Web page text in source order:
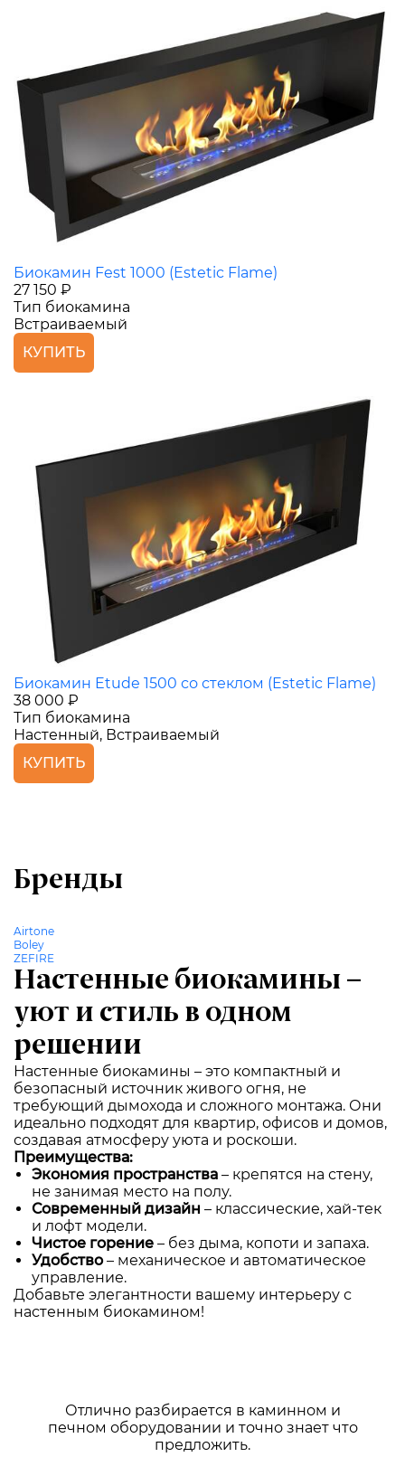
Биокамин Fest 1000 (Estetic Flame)
27 150 ₽
Тип биокамина
Встраиваемый
КУПИТЬ
Биокамин Etude 1500 со стеклом (Estetic Flame)
38 000 ₽
Тип биокамина
Настенный, Встраиваемый
КУПИТЬ
Бренды
Airtone
Boley
ZEFIRE
Настенные биокамины –
уют и стиль в одном
решении
Настенные биокамины – это компактный и
безопасный источник живого огня, не
требующий дымохода и сложного монтажа. Они
идеально подходят для квартир, офисов и домов,
создавая атмосферу уюта и роскоши.
Преимущества:
Экономия пространства – крепятся на стену,
не занимая место на полу.
Современный дизайн – классические, хай-тек
и лофт модели.
Чистое горение – без дыма, копоти и запаха.
Удобство– механическое и автоматическое
управление.
Добавьте элегантности вашему интерьеру с
настенным биокамином!
Отлично разбирается в каминном и
печном оборудовании и точно знает что
предложить.